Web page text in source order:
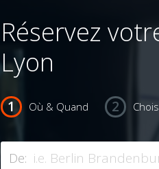
Réservez
Lyon
Où & Quand
De: